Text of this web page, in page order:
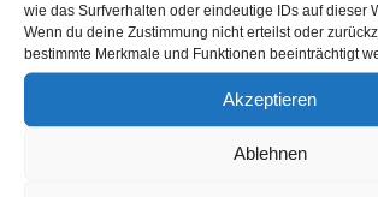
wie das Surfverhalten oder eindeutige IDs auf dieser
Wenn du deine Zustimmung nicht erteilst oder
bestimmte Merkmale und Funktionen beeinträchtigt
Akzeptieren
Ablehnen
Ähnliche Produkte